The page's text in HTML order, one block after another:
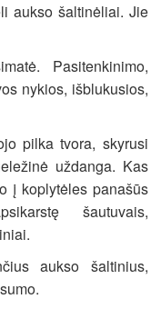
aukso šaltinėliai. Jie
Pasitenkinimo,
nykios, išblukusios,
pilka tvora, skyrusi
uždanga. Kas
į koplytėles panašūs
šautuvais,
aukso šaltinius,